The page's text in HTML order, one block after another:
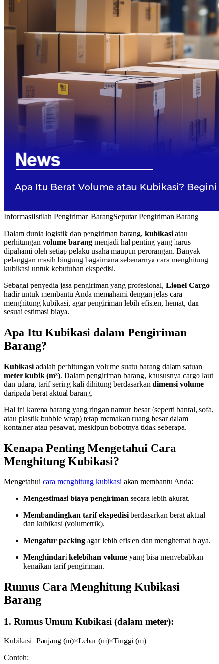
InformasiIstilah Pengiriman BarangSeputar Pengiriman Barang
Dalam dunia logistik dan pengiriman barang, kubikasi atau
perhitungan volume barang menjadi hal penting yang harus
dipahami oleh setiap pelaku usaha maupun perorangan. Banyak
pelanggan masih bingung bagaimana sebenarnya cara menghitung
kubikasi untuk kebutuhan ekspedisi.
Sebagai penyedia jasa pengiriman yang profesional, Lionel Cargo
hadir untuk membantu Anda memahami dengan jelas cara
menghitung kubikasi, agar pengiriman lebih efisien, hemat, dan
sesuai estimasi biaya.
Apa Itu Kubikasi dalam Pengiriman
Barang?
Kubikasi adalah perhitungan volume suatu barang dalam satuan
meter kubik (m³). Dalam pengiriman barang, khususnya cargo laut
dan udara, tarif sering kali dihitung berdasarkan dimensi volume
daripada berat aktual barang.
Hal ini karena barang yang ringan namun besar (seperti bantal, sofa,
atau plastik bubble wrap) tetap memakan ruang besar dalam
kontainer atau pesawat, meskipun bobotnya tidak seberapa.
Kenapa Penting Mengetahui Cara
Menghitung Kubikasi?
Mengetahui cara menghitung kubikasi akan membantu Anda:
Mengestimasi biaya pengiriman secara lebih akurat.
Membandingkan tarif ekspedisiberdasarkan berat aktual
dan kubikasi (volumetrik).
Mengatur packing agar lebih efisien dan menghemat biaya.
Menghindari kelebihan volume yang bisa menyebabkan
kenaikan tarif pengiriman.
Rumus Cara Menghitung Kubikasi
Barang
1. Rumus Umum Kubikasi (dalam meter):
Kubikasi=Panjang (m)×Lebar (m)×Tinggi (m)
Contoh: